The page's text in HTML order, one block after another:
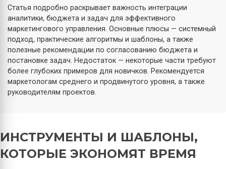
Статья подробно раскрывает важность интеграции
аналитики, бюджета и задач для эффективного
маркетингового управления. Основные плюсы — системный
подход, практические алгоритмы и шаблоны, а также
полезные рекомендации по согласованию бюджета и
постановке задач. Недостаток — некоторые части требуют
более глубоких примеров для новичков. Рекомендуется
маркетологам среднего и продвинутого уровня, а также
руководителям проектов.
ИНСТРУМЕНТЫ И ШАБЛОНЫ,
КОТОРЫЕ ЭКОНОМЯТ ВРЕМЯ